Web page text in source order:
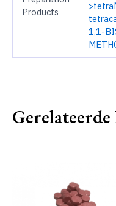
Products
1,1-